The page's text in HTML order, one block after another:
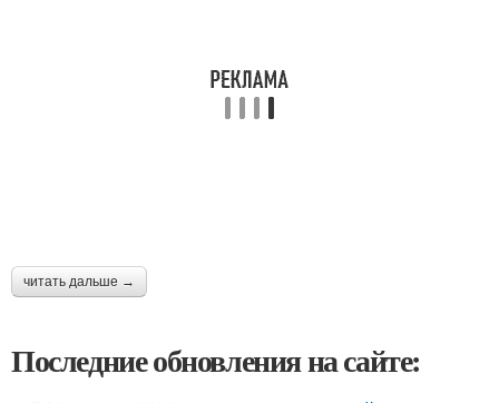
читать дальше →
Последние обновления на сайте: